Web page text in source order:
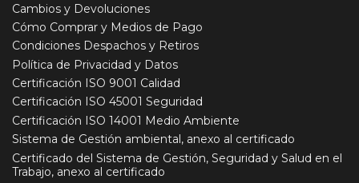
Cambios y Devoluciones
Cómo Comprar y Medios de Pago
Condiciones Despachos y Retiros
Política de Privacidad y Datos
Certificación ISO 9001 Calidad
Certificación ISO 45001 Seguridad
Certificación ISO 14001 Medio Ambiente
Sistema de Gestión ambiental, anexo al certificado
Certificado del Sistema de Gestión, Seguridad y Salud en el
Trabajo, anexo al certificado